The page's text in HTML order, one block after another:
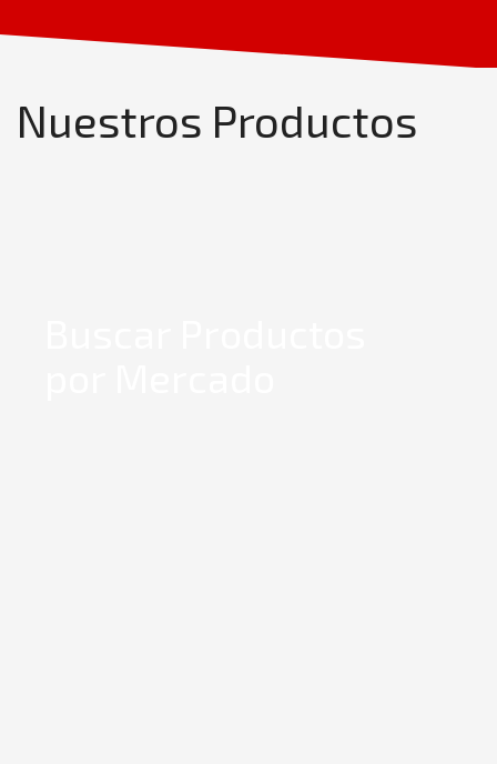
Nuestros Productos